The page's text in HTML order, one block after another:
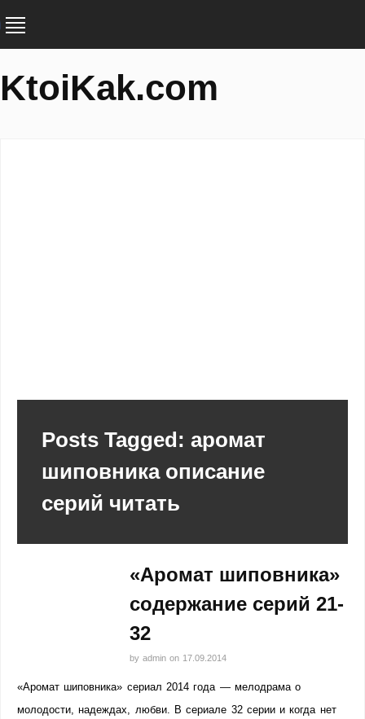
KtoiKak.com
Posts Tagged: аромат
шиповника описание
серий читать
«Аромат шиповника»
содержание серий 21-
32
by admin on 17.09.2014
«Аромат шиповника» сериал 2014 года — мелодрама о
молодости, надеждах, любви. В сериале 32 серии и когда нет